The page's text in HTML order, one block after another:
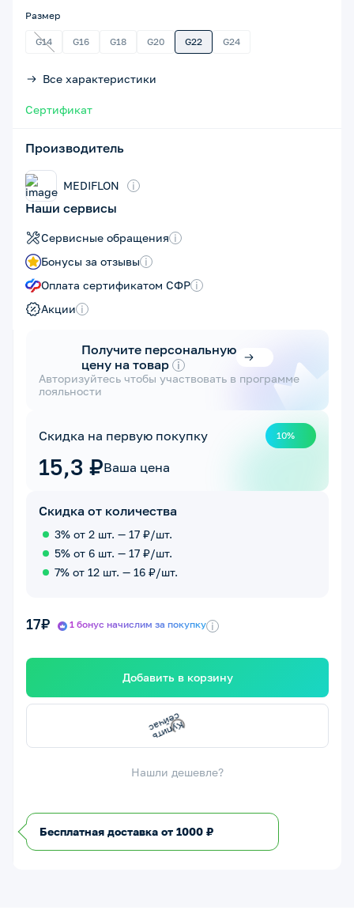
Размер
G14 G16 G18 G20 G22 G24
Все характеристики
Сертификат
Производитель
MEDIFLON i
Наши сервисы
Сервисные обращения i
Бонусы за отзывы i
Оплата сертификатом СФР i
Акции i
Получите персональную
цену на товар i
Авторизуйтесь чтобы участвовать в программе
лояльности
Скидка на первую покупку 10%
15,3 ₽Ваша цена
Скидка от количества
3% от 2 шт. — 17 ₽/шт.
5% от 6 шт. — 17 ₽/шт.
7% от 12 шт. — 16 ₽/шт.
17₽ 1 бонус начислим за покупку i
Добавить в корзину
К
у
п
и
т
ь
с
е
й
ч
а
с
Нашли дешевле?
Бесплатная доставка от 1000 ₽